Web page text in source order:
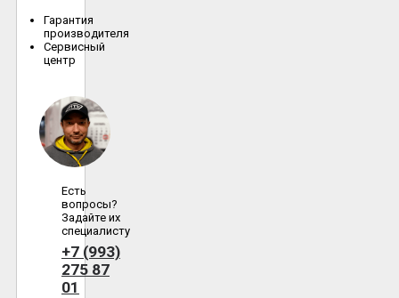
Гарантия
производителя
Сервисный
центр
Есть
вопросы?
Задайте их
специалисту
+7 (993)
275 87
01